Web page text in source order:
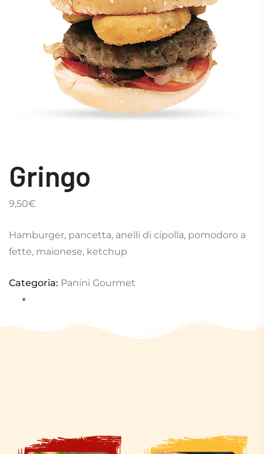
Gringo
9,50€
Hamburger, pancetta, anelli di cipolla, pomodoro a
fette, maionese, ketchup
Categoria: Panini Gourmet